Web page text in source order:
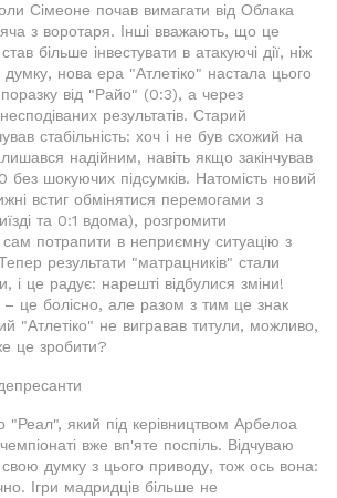
Сімеоне почав вимагати від Облака
з воротаря. Інші вважають, що це
більше інвестувати в атакуючі дії, ніж
нова ера "Атлетіко" настала цього
від "Райо" (0:3), а через
результатів. Старий
стабільність: хоч і не був схожий на
надійним, навіть якщо закінчував
без шокуючих підсумків. Натомість новий
встиг обмінятися перемогами з
та 0:1 вдома), розгромити
потрапити в неприємну ситуацію з
результати "матрацників" стали
і це радує: нарешті відбулися зміни!
це болісно, але разом з тим це знак
"Атлетіко" не вигравав титули, можливо,
це зробити?
який під керівництвом Арбелоа
вже вп'яте поспіль. Відчуваю
думку з цього приводу, тож ось вона:
Ігри мадридців більше не